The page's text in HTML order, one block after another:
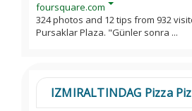
foursquare.com
324 photos and 12 tips from 932
Pursaklar Plaza. "Günler sonra ...
IZMIRALTINDAG Pizza